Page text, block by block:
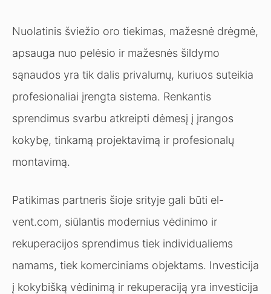
Nuolatinis šviežio oro tiekimas, mažesnė drėgmė,
apsauga nuo pelėsio ir mažesnės šildymo
sąnaudos yra tik dalis privalumų, kuriuos suteikia
profesionaliai įrengta sistema. Renkantis
sprendimus svarbu atkreipti dėmesį į įrangos
kokybę, tinkamą projektavimą ir profesionalų
montavimą.
Patikimas partneris šioje srityje gali būti el-
vent.com, siūlantis modernius vėdinimo ir
rekuperacijos sprendimus tiek individualiems
namams, tiek komerciniams objektams. Investicija
į kokybišką vėdinimą ir rekuperaciją yra investicija